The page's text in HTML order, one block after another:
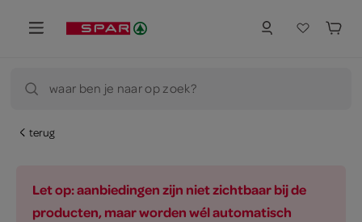
waar ben je naar op zoek?
terug
Let op: aanbiedingen zijn niet zichtbaar bij de
producten, maar worden wél automatisch